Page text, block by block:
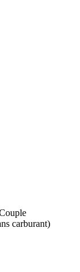
carburant)